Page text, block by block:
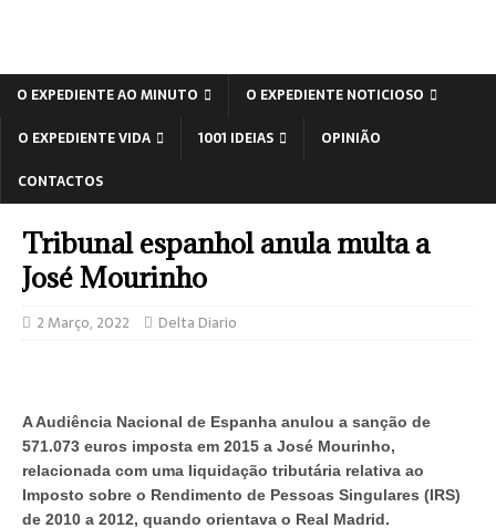
O EXPEDIENTE AO MINUTO
O EXPEDIENTE NOTICIOSO
O EXPEDIENTE VIDA
1001 IDEIAS
OPINIÃO
CONTACTOS
Tribunal espanhol anula multa a
José Mourinho
2 Março, 2022 Delta Diario
A Audiência Nacional de Espanha anulou a sanção de
571.073 euros imposta em 2015 a José Mourinho,
relacionada com uma liquidação tributária relativa ao
Imposto sobre o Rendimento de Pessoas Singulares (IRS)
de 2010 a 2012, quando orientava o Real Madrid.